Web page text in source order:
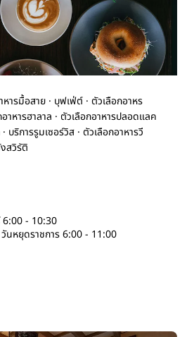
หารมื้อสาย · บุฟเฟ่ต์ · ตัวเลือกอาหร
าหารฮาลาล · ตัวเลือกอาหารปลอดแลค
บริการรูมเซอร์วิส · ตัวเลือกอาหารวี
สวิรัติ
6:00 - 10:30
นหยุดราชการ 6:00 - 11:00